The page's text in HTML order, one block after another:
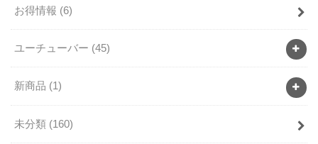
お得情報 (6)
ユーチューバー (45)
新商品 (1)
未分類 (160)